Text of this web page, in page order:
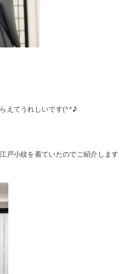
えてうれしいです(^^♪
戸小紋を着ていたのでご紹介します